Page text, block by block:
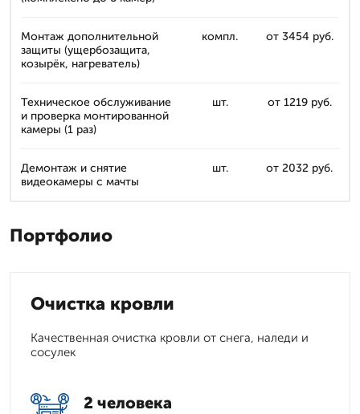
Монтаж дополнительной
защиты (ущербозащита,
козырёк, нагреватель)
компл. от 3454 руб.
Техническое обслуживание
и проверка монтированной
камеры (1 раз)
шт. от 1219 руб.
Демонтаж и снятие
видеокамеры с мачты
шт. от 2032 руб.
Портфолио
Очистка кровли
Качественная очистка кровли от снега, наледи и
сосулек
2 человека